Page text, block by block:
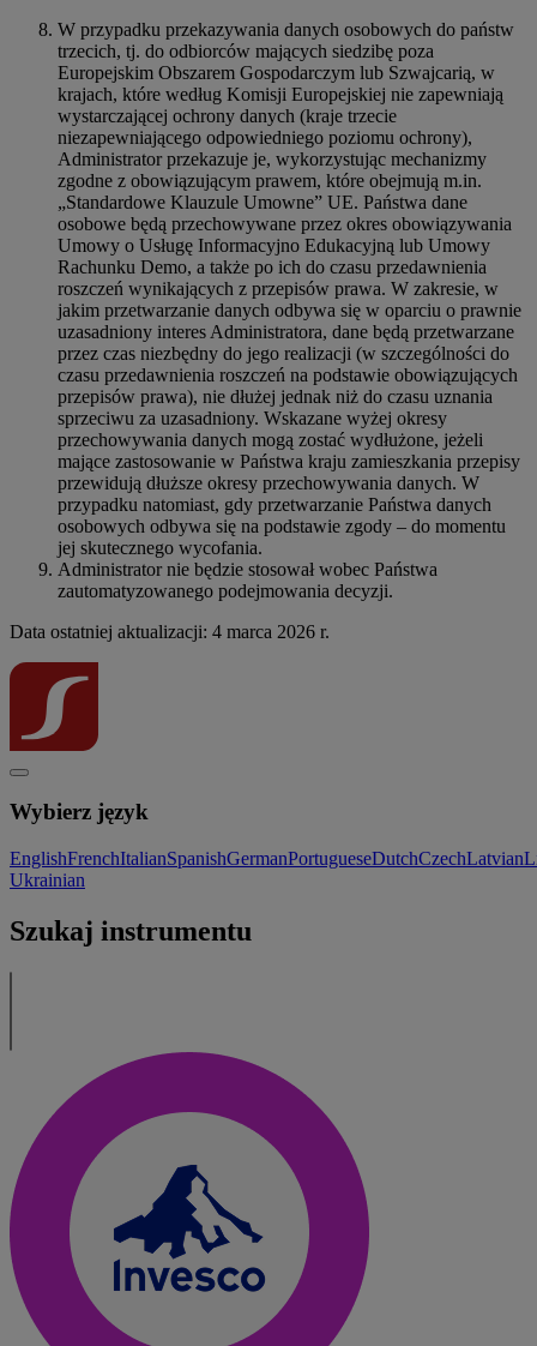
W przypadku przekazywania danych osobowych do państw
trzecich, tj. do odbiorców mających siedzibę poza
Europejskim Obszarem Gospodarczym lub Szwajcarią, w
krajach, które według Komisji Europejskiej nie zapewniają
wystarczającej ochrony danych (kraje trzecie
niezapewniającego odpowiedniego poziomu ochrony),
Administrator przekazuje je, wykorzystując mechanizmy
zgodne z obowiązującym prawem, które obejmują m.in.
„Standardowe Klauzule Umowne” UE. Państwa dane
osobowe będą przechowywane przez okres obowiązywania
Umowy o Usługę Informacyjno Edukacyjną lub Umowy
Rachunku Demo, a także po ich do czasu przedawnienia
roszczeń wynikających z przepisów prawa. W zakresie, w
jakim przetwarzanie danych odbywa się w oparciu o prawnie
uzasadniony interes Administratora, dane będą przetwarzane
przez czas niezbędny do jego realizacji (w szczególności do
czasu przedawnienia roszczeń na podstawie obowiązujących
przepisów prawa), nie dłużej jednak niż do czasu uznania
sprzeciwu za uzasadniony. Wskazane wyżej okresy
przechowywania danych mogą zostać wydłużone, jeżeli
mające zastosowanie w Państwa kraju zamieszkania przepisy
przewidują dłuższe okresy przechowywania danych. W
przypadku natomiast, gdy przetwarzanie Państwa danych
osobowych odbywa się na podstawie zgody – do momentu
jej skutecznego wycofania.
Administrator nie będzie stosował wobec Państwa
zautomatyzowanego podejmowania decyzji.
Data ostatniej aktualizacji: 4 marca 2026 r.
Wybierz język
EnglishFrenchItalianSpanishGermanPortugueseDutchCzechLatvian
Ukrainian
Szukaj instrumentu